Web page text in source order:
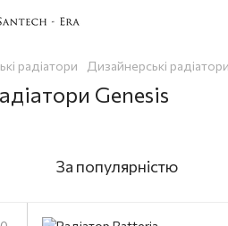
радіатори Дизайнерські
Genesis
За популярністю